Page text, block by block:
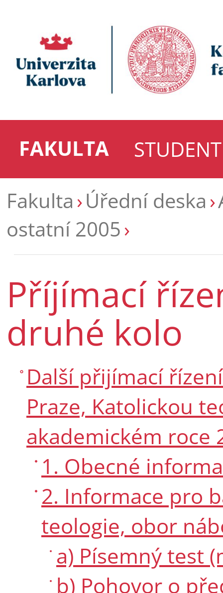
FAKULTA
STUDENT
Fakulta Úřední deska
ostatní 2005
Příjímací
druhé kolo
Další přijímací
Praze, Katolickou
akademickém roce
1. Obecné
2. Informace pro
teologie, obor
a) Písemný test
b) Pohovor o